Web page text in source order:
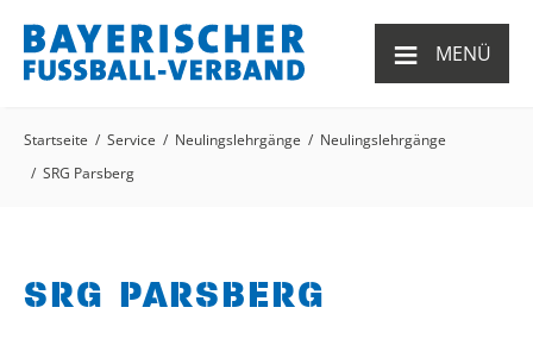
≡ MENÜ
Startseite Service Neulingslehrgänge
Neulingslehrgänge
SRG Parsberg
SRG PARSBERG